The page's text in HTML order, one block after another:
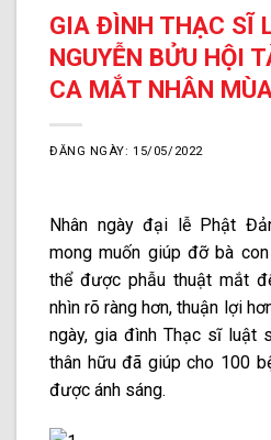
GIA ĐÌNH THẠC SĨ
NGUYỄN BỬU HỘI
CA MẮT NHÂN
ĐĂNG NGÀY: 15/05/2022
Nhân ngày đại lễ Phật
mong muốn giúp đỡ bà
thể được phẫu thuật mắt
nhìn rõ ràng hơn, thuận lợi
ngày, gia đình Thạc sĩ luật
thân hữu đã giúp cho 100
được ánh sáng.